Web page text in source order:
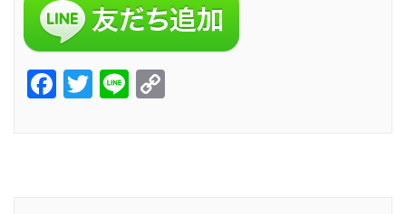
Facebook
Twitter
Line